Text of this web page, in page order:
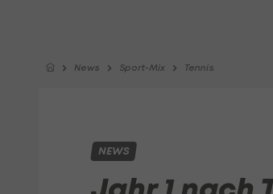
News Sport-Mix Tennis
NEWS